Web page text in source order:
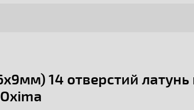
14 отверстий